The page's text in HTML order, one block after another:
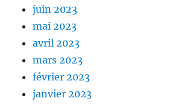
juin 2023
mai 2023
avril 2023
mars 2023
février 2023
janvier 2023